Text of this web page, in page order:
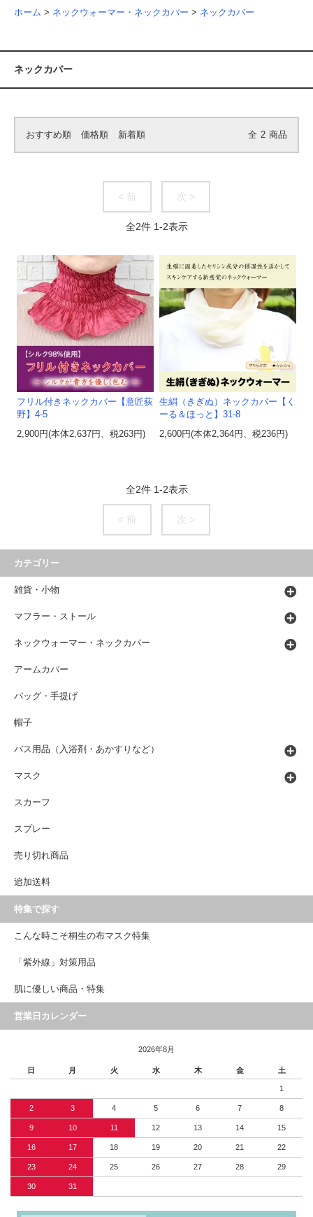
ホーム > ネックウォーマー・ネックカバー > ネックカバー
ネックカバー
おすすめ順 価格順 新着順 全 2 商品
< 前 次 >
全2件 1-2表示
フリル付きネックカバー【意匠荻
野】4-5
2,900円(本体2,637円、税263円)
生絹（きぎぬ）ネックカバー【く
ーる＆ほっと】31-8
2,600円(本体2,364円、税236円)
全2件 1-2表示
< 前 次 >
カテゴリー
雑貨・小物
マフラー・ストール
ネックウォーマー・ネックカバー
アームカバー
バッグ・手提げ
帽子
バス用品（入浴剤・あかすりなど）
マスク
スカーフ
スプレー
売り切れ商品
追加送料
特集で探す
こんな時こそ桐生の布マスク特集
「紫外線」対策用品
肌に優しい商品・特集
営業日カレンダー
2026年8月
日 月 火 水 木 金 土
1
2 3 4 5 6 7 8
9 10 11 12 13 14 15
16 17 18 19 20 21 22
23 24 25 26 27 28 29
30 31